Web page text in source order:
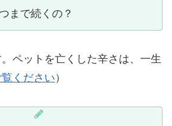
まで続くの？
ペットを亡くした辛さは、一生
ください）